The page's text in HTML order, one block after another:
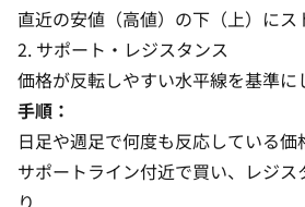
直近の安値（高値）の下（上）にス
2. サポート・レジスタンス
価格が反転しやすい水平線を基準に
手順：
日足や週足で何度も反応している価
サポートライン付近で買い、レジ
り